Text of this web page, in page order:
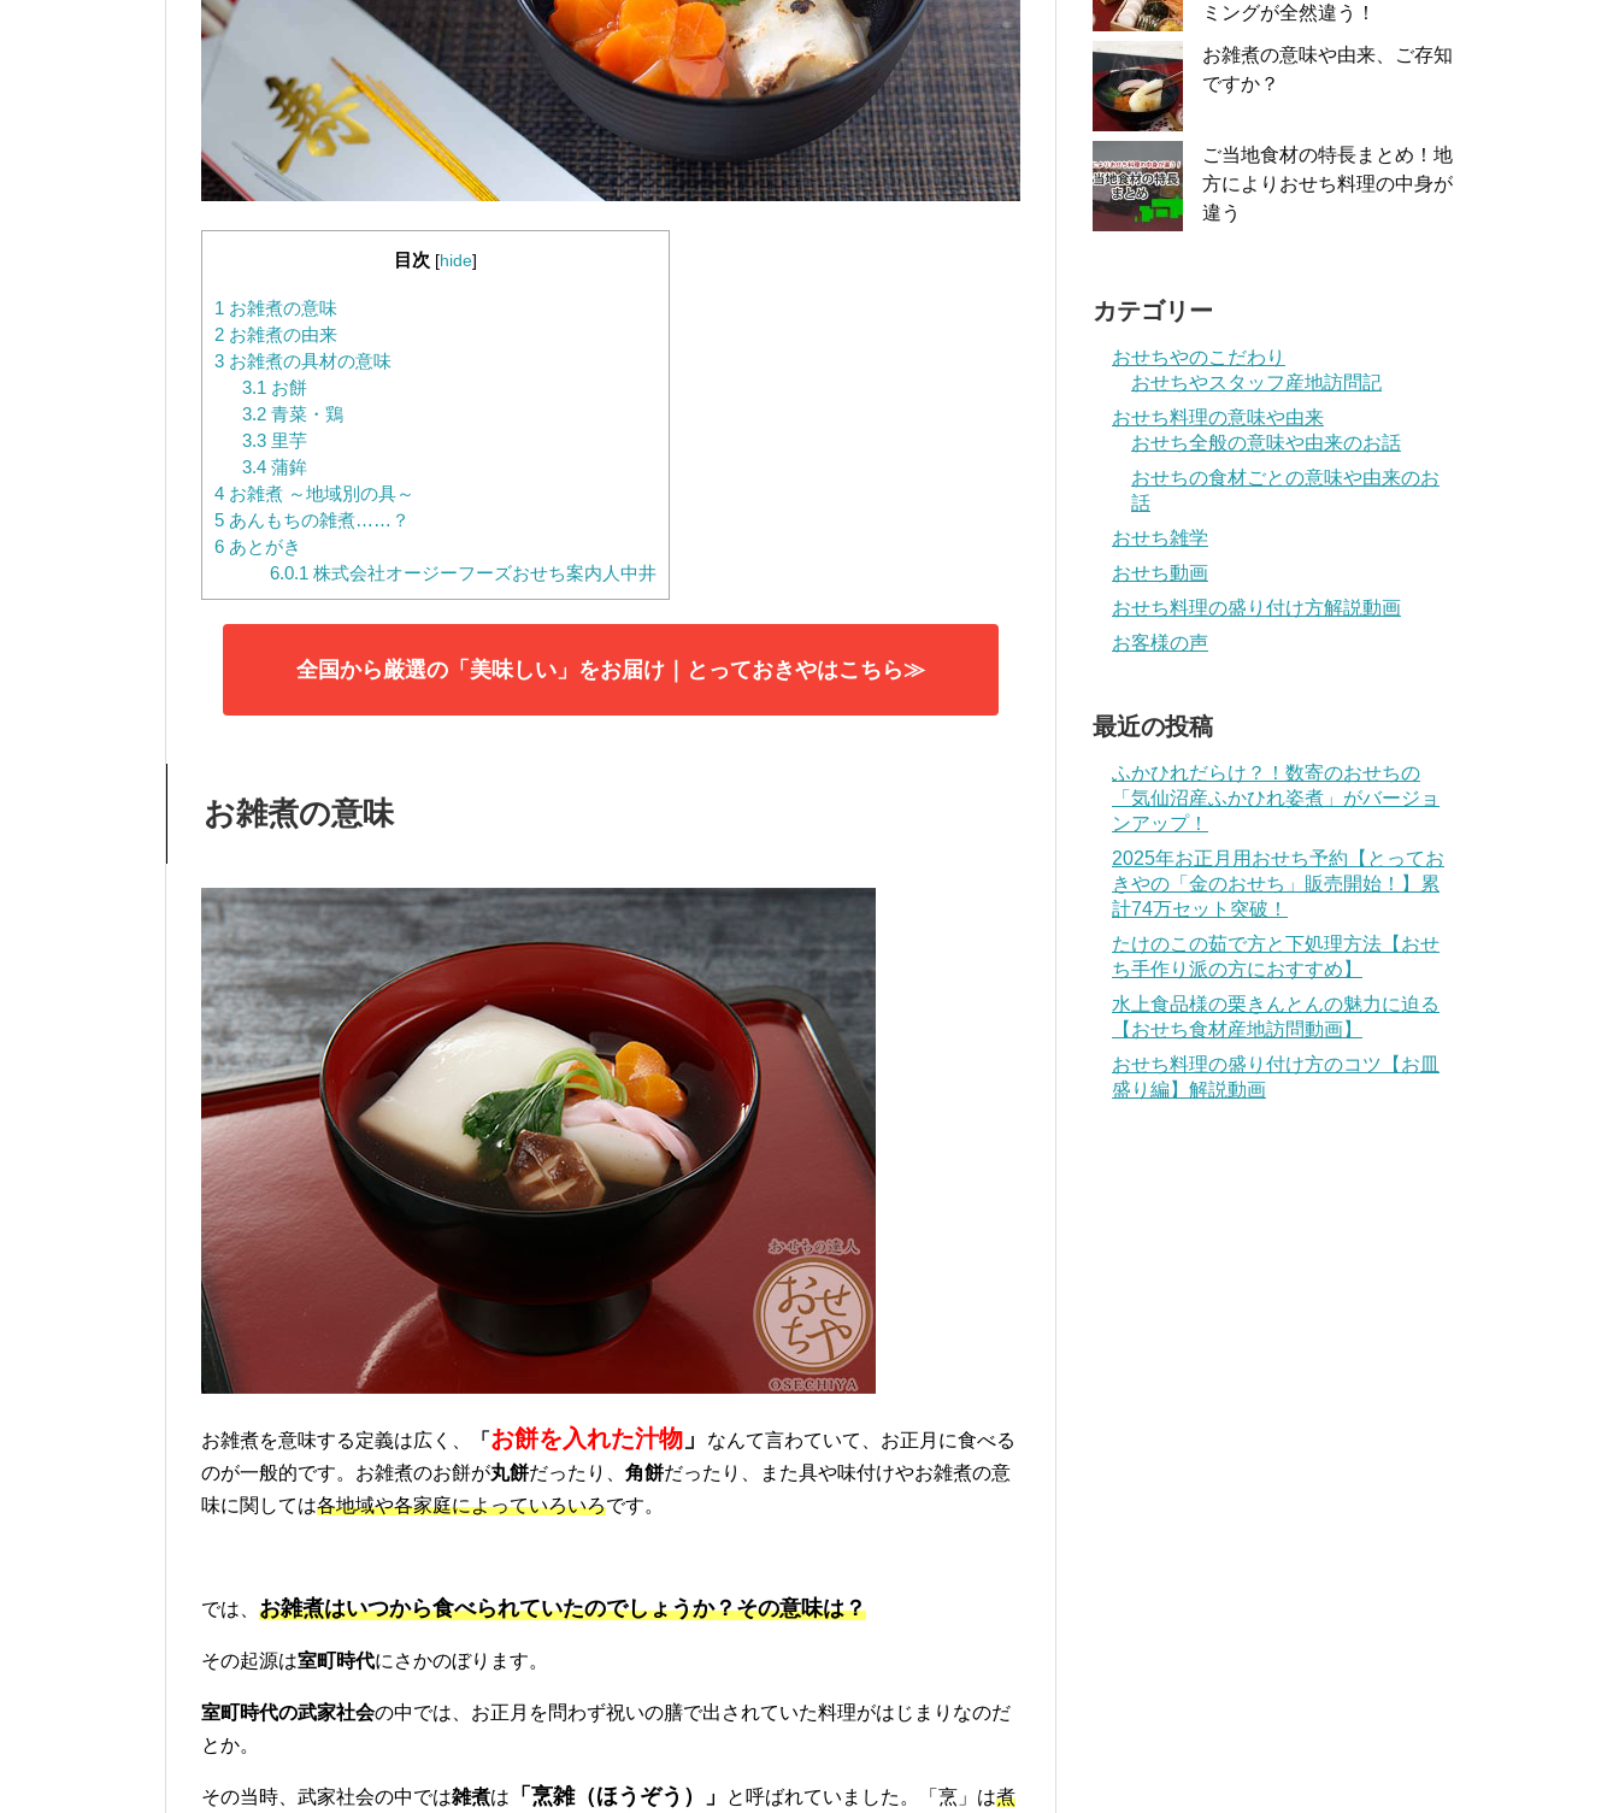
目次 [hide]
1 お雑煮の意味
2 お雑煮の由来
3 お雑煮の具材の意味
3.1 お餅
3.2青菜・鶏
3.3里芋
3.4蒲鉾
4 お雑煮 ～地域別の具～
5 あんもちの雑煮……？
6 あとがき
6.0.1 株式会社オージーフーズおせち案内人中井
全国から厳選の「美味しい」をお届け｜とっておきやはこちら≫
お雑煮の意味
お雑煮を意味する定義は広く、 「 お餅を入れた汁物 」
なんて言わていて、お正月に食べる
のが一般的です。お雑煮のお餅が丸餅だったり、 角餅だったり、また具や味付けやお雑煮の意
味に関しては各地域や各家庭によっていろいろです。
では、 お雑煮はいつから食べられていたのでしょうか？その意味は？
その起源は室町時代にさかのぼります。
室町時代の武家社会の中では、お正月を問わず祝いの膳で出されていた料理がはじまりなのだ
とか。
その当時、武家社会の中では雑煮は 「烹雑（ほうぞう）」 と呼ばれていました。「烹」は煮
ミングが全然違う！
お雑煮の意味や由来、ご存知
ですか？
ご当地食材の特長まとめ！地
方によりおせち料理の中身が
違う
カテゴリー
おせちやのこだわり
おせちやスタッフ産地訪問記
おせち料理の意味や由来
おせち全般の意味や由来のお話
おせちの食材ごとの意味や由来のお
話
おせち雑学
おせち動画
おせち料理の盛り付け方解説動画
お客様の声
最近の投稿
ふかひれだらけ？！数寄のおせちの
「気仙沼産ふかひれ姿煮」がバージョ
ンアップ！
2025年お正月用おせち予約【とってお
きやの「金のおせち」販売開始！】累
計74万セット突破！
たけのこの茹で方と下処理方法【おせ
ち手作り派の方におすすめ】
水上食品様の栗きんとんの魅力に迫る
【おせち食材産地訪問動画】
おせち料理の盛り付け方のコツ【お皿
盛り編】解説動画